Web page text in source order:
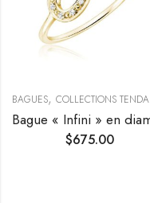
BAGUES, COLLECTIONS TENDANCES
$675.00